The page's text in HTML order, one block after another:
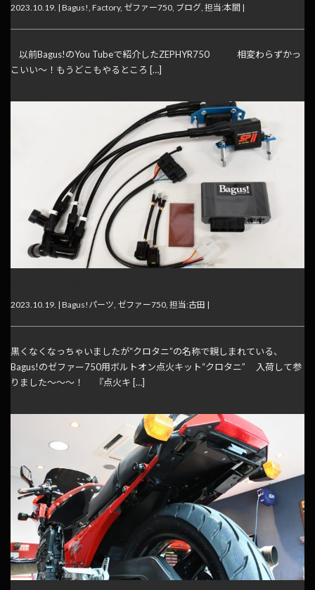
2023.10.19. | Bagus! Factory, ゼファー750 ブログ 担当:本間 |
以前Bagus!のYou Tubeで紹介したZEPHYR750 相変わらずかっ
こいい～！もうどこもやるところ […]
2023.10.19. | Bagus!パーツ ゼファー750 担当:古田 |
黒くなくなっちゃいましたが“クロタニ”の名称で親しまれている、
Bagus!のゼファー750用ボルトオン点火キット“クロタニ” 入荷して参
りました～～～！ 『点火キ […]